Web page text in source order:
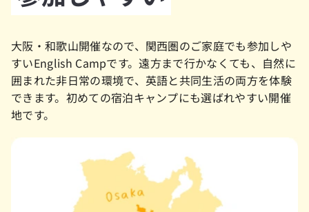
大阪・和歌山開催なので、関西圏のご家庭でも参加しや
すいEnglish Campです。遠方まで行かなくても、自然に
囲まれた非日常の環境で、英語と共同生活の両方を体験
できます。初めての宿泊キャンプにも選ばれやすい開催
地です。